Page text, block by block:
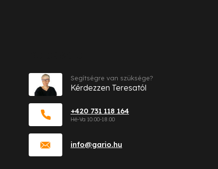
info@gario.hu
+420 731 118 164
Segítségre van szüksége?
Kérdezzen Teresatól